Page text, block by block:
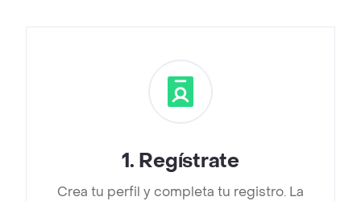
1. Regístrate
Crea tu perfil y completa tu registro. La